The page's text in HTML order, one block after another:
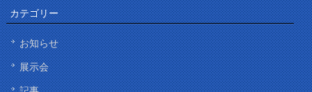
カテゴリー
お知らせ
展示会